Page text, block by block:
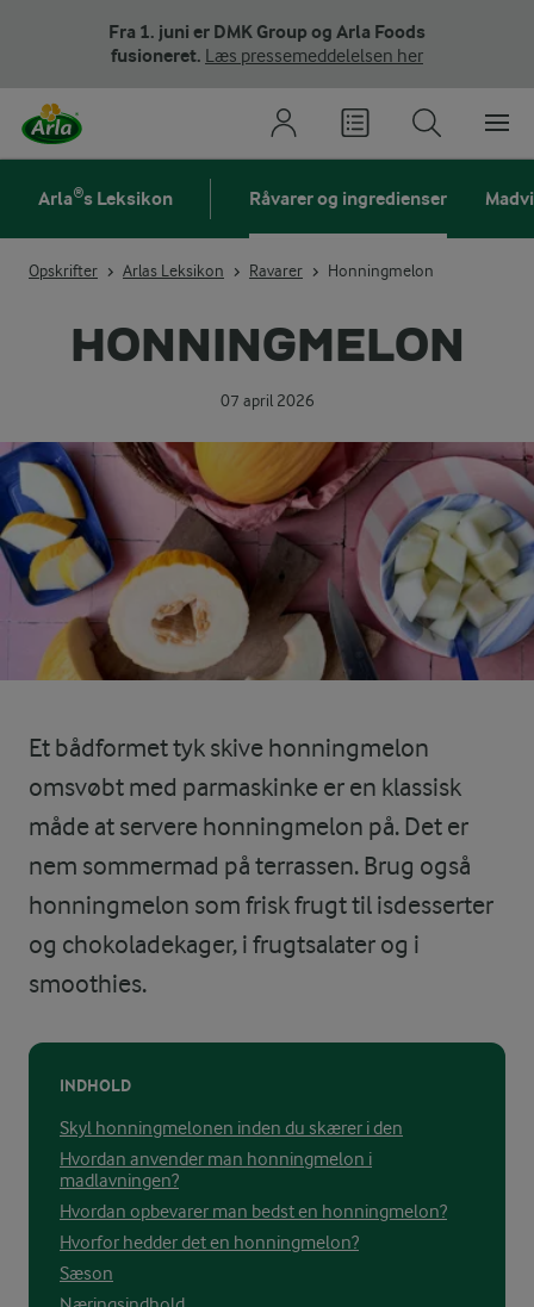
Fra 1. juni er DMK Group og Arla Foods
fusioneret. Læs pressemeddelelsen her
Arla®s Leksikon Råvarer og ingredienser
Opskrifter Arlas Leksikon Ravarer Honningmelon
HONNINGMELON
07 april 2026
Et bådformet tyk skive honningmelon
omsvøbt med parmaskinke er en klassisk
måde at servere honningmelon på. Det er
nem sommermad på terrassen. Brug også
honningmelon som frisk frugt til isdesserter
og chokoladekager, i frugtsalater og i
smoothies.
INDHOLD
Skyl honningmelonen inden du skærer i den
Hvordan anvender man honningmelon i
madlavningen?
Hvordan opbevarer man bedst en honningmelon?
Hvorfor hedder det en honningmelon?
Sæson